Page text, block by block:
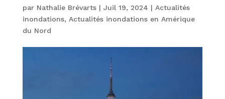
par Nathalie Brévarts| Juil 19, 2024 | Actualités
inondations, Actualités inondations en Amérique
du Nord